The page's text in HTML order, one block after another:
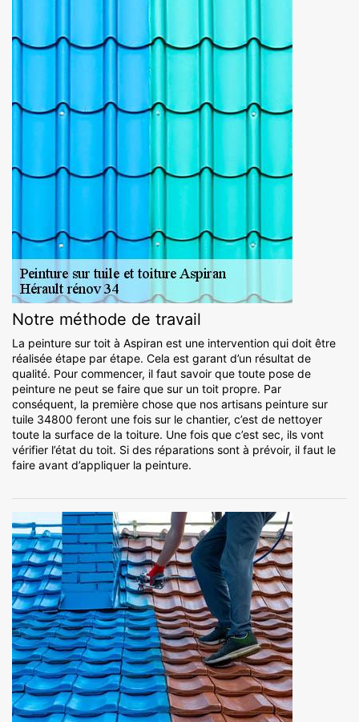
Notre méthode de travail
La peinture sur toit à Aspiran est une intervention qui doit être
réalisée étape par étape. Cela est garant d’un résultat de
qualité. Pour commencer, il faut savoir que toute pose de
peinture ne peut se faire que sur un toit propre. Par
conséquent, la première chose que nos artisans peinture sur
tuile 34800 feront une fois sur le chantier, c’est de nettoyer
toute la surface de la toiture. Une fois que c’est sec, ils vont
vérifier l’état du toit. Si des réparations sont à prévoir, il faut le
faire avant d’appliquer la peinture.